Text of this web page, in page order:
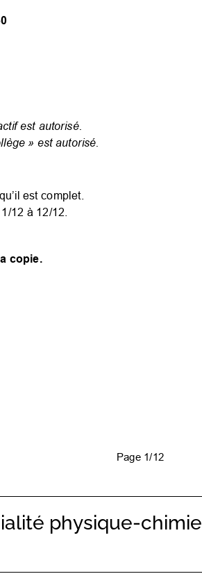
physique-chimie